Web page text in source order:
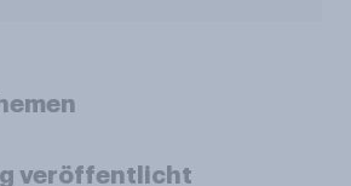
veröffentlicht